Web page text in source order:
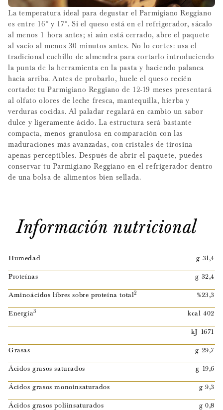
La temperatura ideal para degustar el Parmigiano Reggiano
es entre 16° y 17°. Si el queso está en el refrigerador, sácalo
al menos 1 hora antes; si aún está cerrado, abre el paquete
al vacío al menos 30 minutos antes. No lo cortes: usa el
tradicional cuchillo de almendra para cortarlo introduciendo
la punta de la herramienta en la pasta y haciendo palanca
hacia arriba. Antes de probarlo, huele el queso recién
cortado: tu Parmigiano Reggiano de 12-19 meses presentará
al olfato olores de leche fresca, mantequilla, hierba y
verduras cocidas. Al paladar regalará en cambio un sabor
dulce y ligeramente ácido. La estructura será bastante
compacta, menos granulosa en comparación con las
maduraciones más avanzadas, con cristales de tirosina
apenas perceptibles. Después de abrir el paquete, puedes
conservar tu Parmigiano Reggiano en el refrigerador dentro
de una bolsa de alimentos bien sellada.
Información nutricional
Humedad
g 31,4
Proteínas
g 32,4
Aminoácidos libres sobre proteína total2
%23,3
Energía3
kcal 402
kJ 1671
Grasas
g 29,7
Ácidos grasos saturados
g 19,6
Ácidos grasos monoinsaturados
g 9,3
Ácidos grasos poliinsaturados
g 0,8